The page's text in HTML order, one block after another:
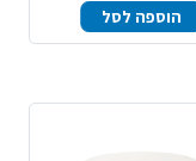
הוספה לסל